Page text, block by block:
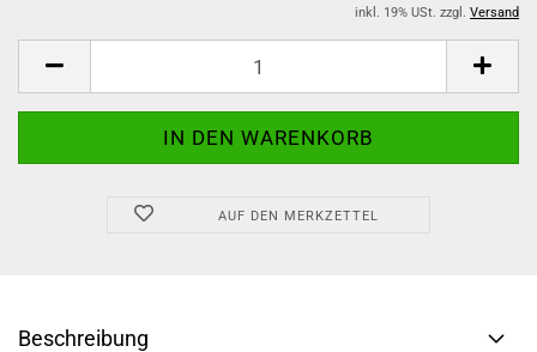
inkl. 19% USt. zzgl. Versand
AUF DEN MERKZETTEL
Beschreibung